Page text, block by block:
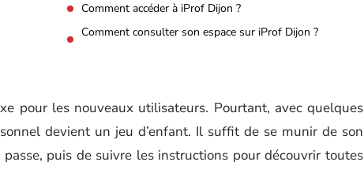
Comment accéder à iProf Dijon ?
Comment consulter son espace sur iProf Dijon ?
pour les nouveaux utilisateurs. Pourtant, avec quelques
devient un jeu d’enfant. Il suffit de se munir de son
puis de suivre les instructions pour découvrir toutes